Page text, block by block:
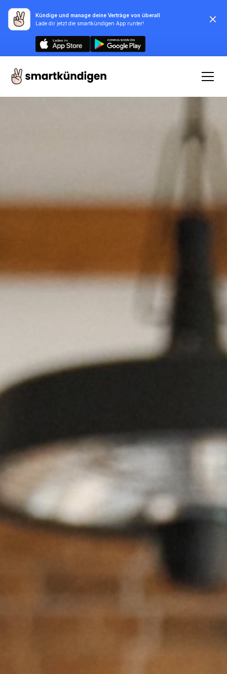
Kündige und manage deine Verträge von überall
Lade dir jetzt die smartkündigen App runter!